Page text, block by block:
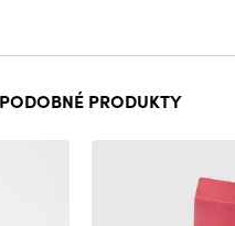
PODOBNÉ PRODUKTY